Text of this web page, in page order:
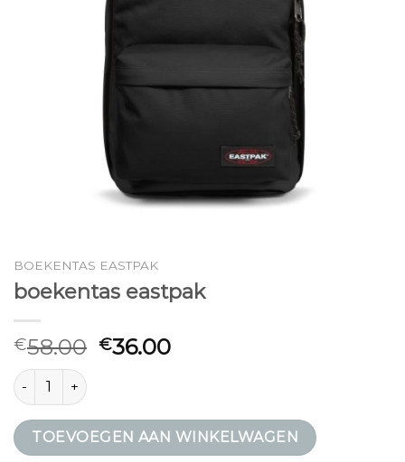
BOEKENTAS EASTPAK
boekentas eastpak
€58.00 €36.00
boekentas eastpak aantal
TOEVOEGEN AAN WINKELWAGEN